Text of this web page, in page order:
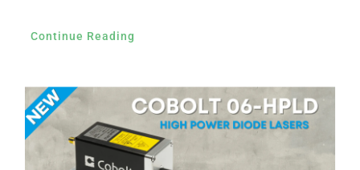
Continue Reading